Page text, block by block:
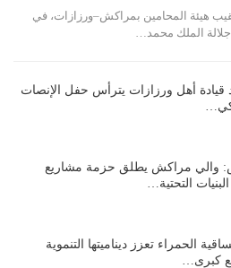
هيئة المحامين بمراكش–ورزازات، في
جلالة الملك محمد…
قيادة أهل ورزازات يترأس حفل الإنصات
والي مراكش يطلق حزمة مشاريع
التحتية…
الحمراء تعزز ديناميتها التنموية
كبرى…